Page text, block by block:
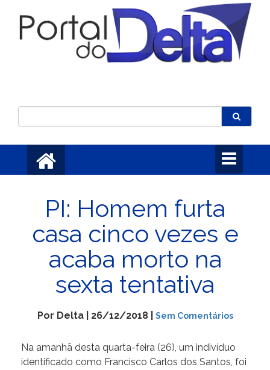
Toggle
navigation
PI: Homem furta
casa cinco vezes e
acaba morto na
sexta tentativa
Por Delta | 26/12/2018 | Sem Comentários
Na amanhã desta quarta-feira (26), um indivíduo
identificado como Francisco Carlos dos Santos, foi